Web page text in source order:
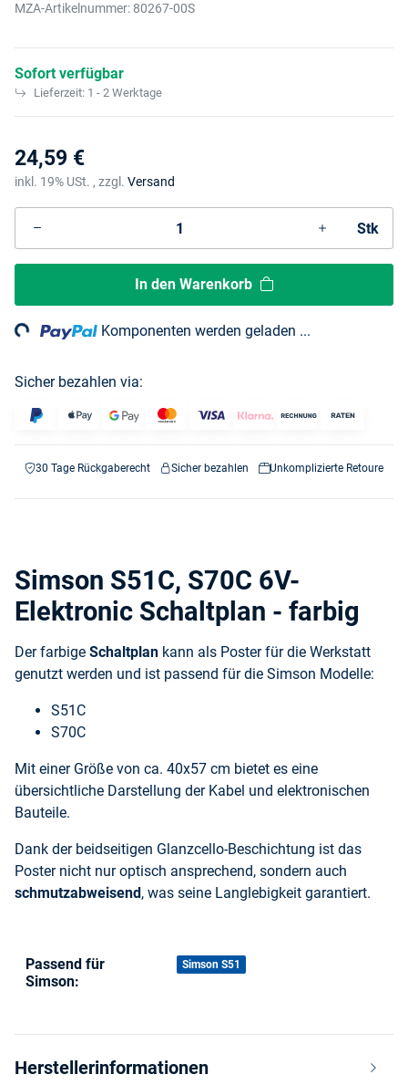
MZA-Artikelnummer: 80267-00S
Sofort verfügbar
Lieferzeit: 1 - 2 Werktage
24,59 €
inkl. 19% USt. , zzgl. Versand
Stk
In den Warenkorb
Komponenten werden geladen ...
Sicher bezahlen via:
30 Tage Rückgaberecht Sicher bezahlen Unkomplizierte Retoure
Simson S51C, S70C 6V-
Elektronic Schaltplan - farbig
Der farbige Schaltplan kann als Poster für die Werkstatt
genutzt werden und ist passend für die Simson Modelle:
S51C
S70C
Mit einer Größe von ca. 40x57 cm bietet es eine
übersichtliche Darstellung der Kabel und elektronischen
Bauteile.
Dank der beidseitigen Glanzcello-Beschichtung ist das
Poster nicht nur optisch ansprechend, sondern auch
schmutzabweisend , was seine Langlebigkeit garantiert.
Produkteigenschaft
Wert
Passend für
Simson:
Simson S51
Herstellerinformationen